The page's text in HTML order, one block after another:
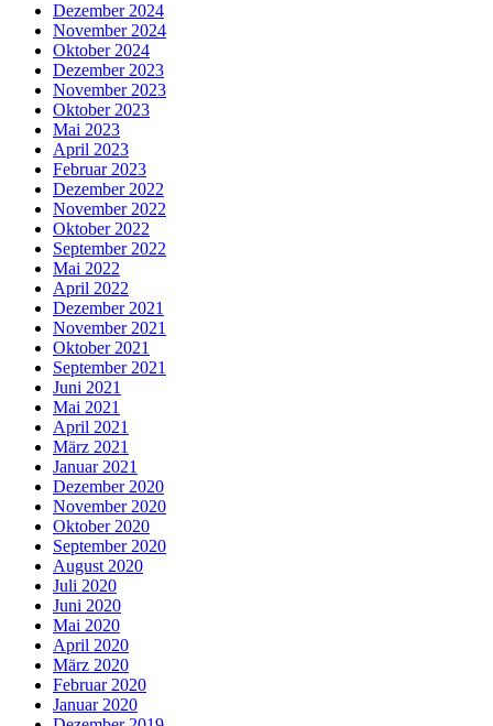
Dezember 2024
November 2024
Oktober 2024
Dezember 2023
November 2023
Oktober 2023
Mai 2023
April 2023
Februar 2023
Dezember 2022
November 2022
Oktober 2022
September 2022
Mai 2022
April 2022
Dezember 2021
November 2021
Oktober 2021
September 2021
Juni 2021
Mai 2021
April 2021
März 2021
Januar 2021
Dezember 2020
November 2020
Oktober 2020
September 2020
August 2020
Juli 2020
Juni 2020
Mai 2020
April 2020
März 2020
Februar 2020
Januar 2020